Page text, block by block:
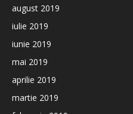
august 2019
iulie 2019
iunie 2019
mai 2019
aprilie 2019
martie 2019